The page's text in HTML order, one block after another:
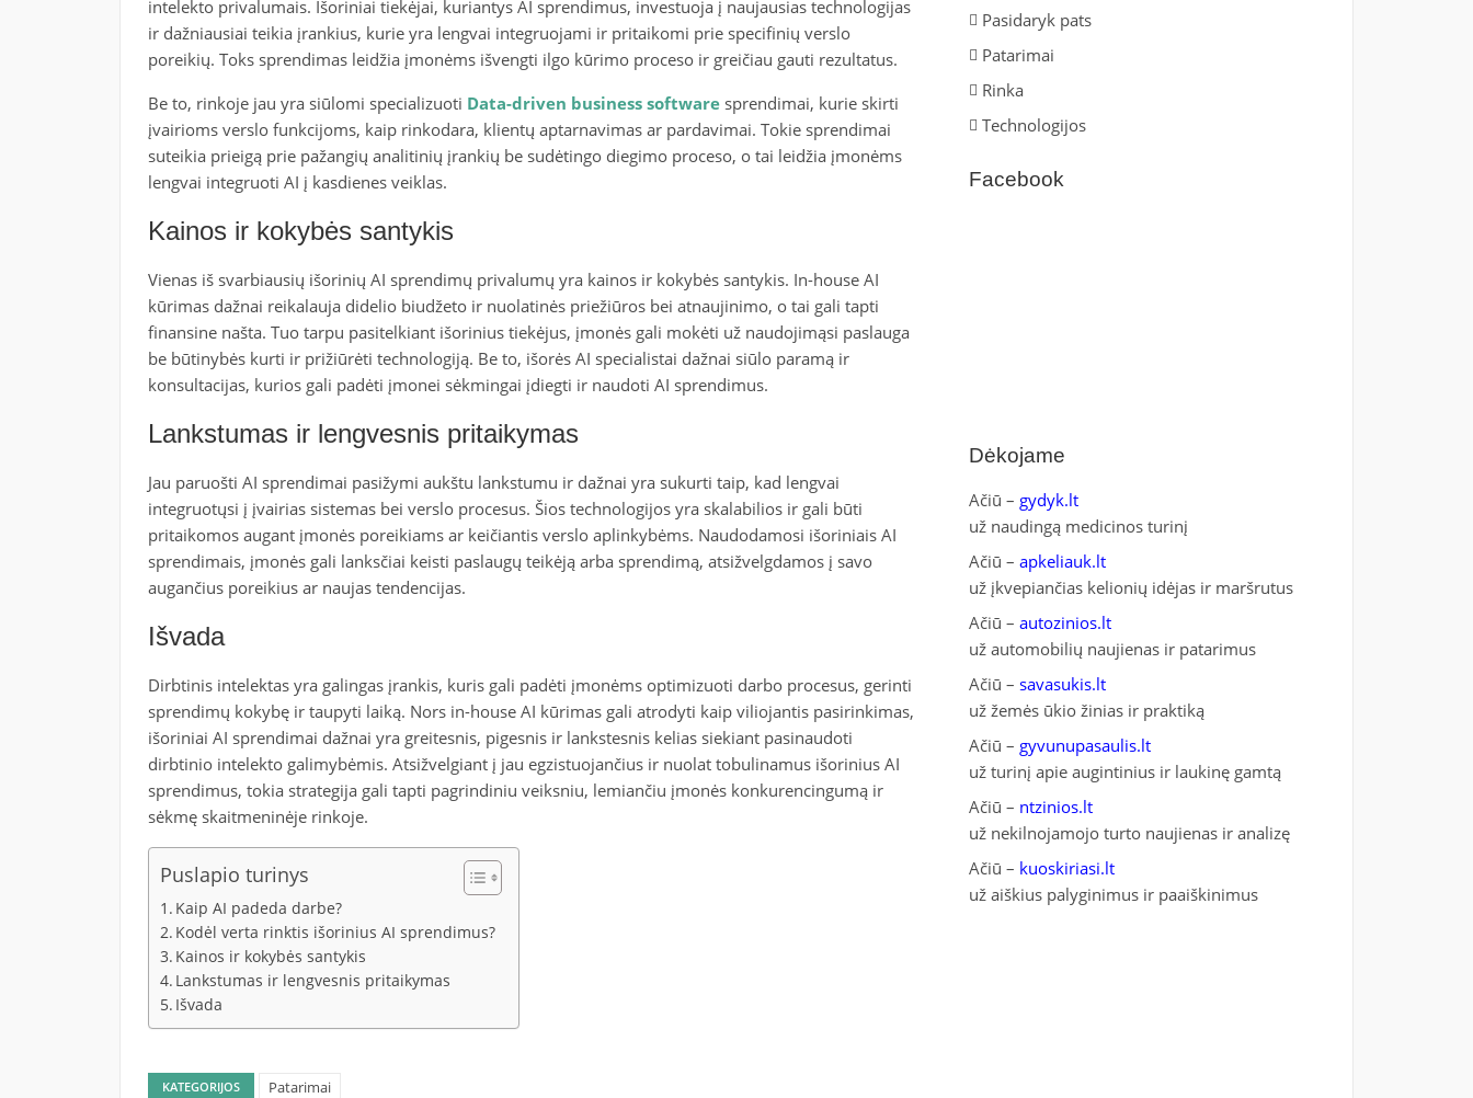
intelekto privalumais. Išoriniai tiekėjai, kuriantys AI sprendimus, investuoja į naujausias technologijas
ir dažniausiai teikia įrankius, kurie yra lengvai integruojami ir pritaikomi prie specifinių verslo
poreikių. Toks sprendimas leidžia įmonėms išvengti ilgo kūrimo proceso ir greičiau gauti rezultatus.
Be to, rinkoje jau yra siūlomi specializuoti Data-driven business softwaresprendimai, kurie skirti
įvairioms verslo funkcijoms, kaip rinkodara, klientų aptarnavimas ar pardavimai. Tokie sprendimai
suteikia prieigą prie pažangių analitinių įrankių be sudėtingo diegimo proceso, o tai leidžia įmonėms
lengvai integruoti AI į kasdienes veiklas.
Kainos ir kokybės santykis
Vienas iš svarbiausių išorinių AI sprendimų privalumų yra kainos ir kokybės santykis. In-house AI
kūrimas dažnai reikalauja didelio biudžeto ir nuolatinės priežiūros bei atnaujinimo, o tai gali tapti
finansine našta. Tuo tarpu pasitelkiant išorinius tiekėjus, įmonės gali mokėti už naudojimąsi paslauga
be būtinybės kurti ir prižiūrėti technologiją. Be to, išorės AI specialistai dažnai siūlo paramą ir
konsultacijas, kurios gali padėti įmonei sėkmingai įdiegti ir naudoti AI sprendimus.
Lankstumas ir lengvesnis pritaikymas
Jau paruošti AI sprendimai pasižymi aukštu lankstumu ir dažnai yra sukurti taip, kad lengvai
integruotųsi į įvairias sistemas bei verslo procesus. Šios technologijos yra skalabilios ir gali būti
pritaikomos augant įmonės poreikiams ar keičiantis verslo aplinkybėms. Naudodamosi išoriniais AI
sprendimais, įmonės gali lanksčiai keisti paslaugų teikėją arba sprendimą, atsižvelgdamos į savo
augančius poreikius ar naujas tendencijas.
Išvada
Dirbtinis intelektas yra galingas įrankis, kuris gali padėti įmonėms optimizuoti darbo procesus, gerinti
sprendimų kokybę ir taupyti laiką. Nors in-house AI kūrimas gali atrodyti kaip viliojantis pasirinkimas,
išoriniai AI sprendimai dažnai yra greitesnis, pigesnis ir lankstesnis kelias siekiant pasinaudoti
dirbtinio intelekto galimybėmis. Atsižvelgiant į jau egzistuojančius ir nuolat tobulinamus išorinius AI
sprendimus, tokia strategija gali tapti pagrindiniu veiksniu, lemiančiu įmonės konkurencingumą ir
sėkmę skaitmeninėje rinkoje.
Puslapio turinys
Kaip AI padeda darbe?
Kodėl verta rinktis išorinius AI sprendimus?
Kainos ir kokybės santykis
Lankstumas ir lengvesnis pritaikymas
Išvada
KATEGORIJOS Patarimai
Pasidaryk pats
Patarimai
Rinka
Technologijos
Facebook
Dėkojame
Ačiū – gydyk.lt
už naudingą medicinos turinį
Ačiū – apkeliauk.lt
už įkvepiančias kelionių idėjas ir maršrutus
Ačiū – autozinios.lt
už automobilių naujienas ir patarimus
Ačiū – savasukis.lt
už žemės ūkio žinias ir praktiką
Ačiū – gyvunupasaulis.lt
už turinį apie augintinius ir laukinę gamtą
Ačiū – ntzinios.lt
už nekilnojamojo turto naujienas ir analizę
Ačiū – kuoskiriasi.lt
už aiškius palyginimus ir paaiškinimus